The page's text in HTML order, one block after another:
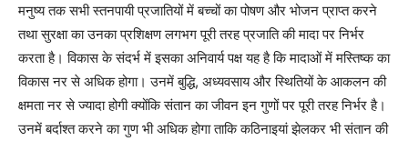
मनुष्य तक सभी स्तनपायी प्रजातियों में बच्चों का पोषण और भोजन प्राप्त करने
तथा सुरक्षा का उनका प्रशिक्षण लगभग पूरी तरह प्रजाति की मादा पर निर्भर
करता है। विकास के संदर्भ में इसका अनिवार्य पक्ष यह है कि मादाओं में मस्तिष्क का
विकास नर से अधिक होगा। उनमें बुद्धि, अध्यवसाय और स्थितियों के आकलन की
क्षमता नर से ज्यादा होगी क्योंकि संतान का जीवन इन गुणों पर पूरी तरह निर्भर है।
उनमें बर्दाश्त करने का गुण भी अधिक होगा ताकि कठिनाइयां झेलकर भी संतान की